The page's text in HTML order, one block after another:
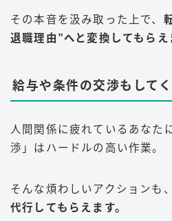
その本音を汲み取った上で、
退職理由”へと変換してもらえ
給与や条件の交渉もして
人間関係に疲れているあなた
渉」はハードルの高い作業。
そんな煩わしいアクションも、
代行してもらえます。